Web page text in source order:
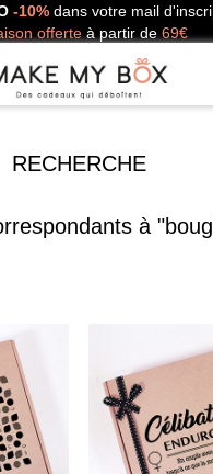
-10% dans votre mail
offerteà partir de69€
RECHERCHE
à